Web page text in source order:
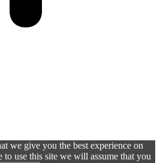
we give you the best experience on
use this site we will assume that you